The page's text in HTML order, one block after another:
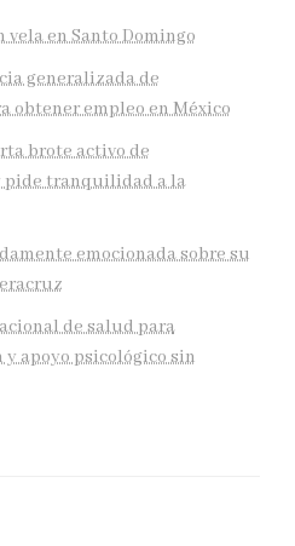
en Santo Domingo
generalizada de
obtener empleo en México
brote activo de
pide tranquilidad a la
emocionada sobre su
de salud para
apoyo psicológico sin